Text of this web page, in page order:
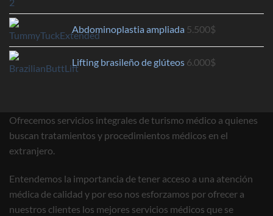
Abdominoplastia ampliada 5.500$
Lifting brasileño de glúteos 6.000$
Ofrecemos servicios integrales de turismo médico a quienes
buscan tratamientos y procedimientos médicos en el
extranjero.
Entendemos la importancia de tener acceso a una atención
médica de calidad y por eso nos esforzamos por ofrecer a
nuestros clientes los mejores servicios médicos que se